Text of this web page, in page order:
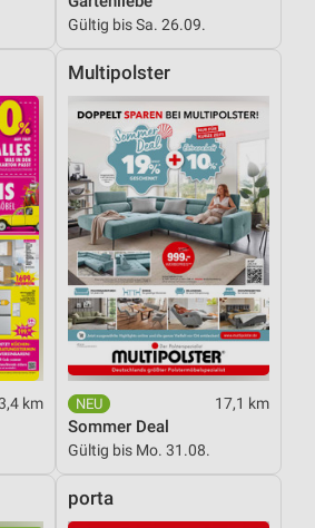
Gültig bis Sa. 26.09.
km
Multipolster
17,1 km
Sommer Deal
Gültig bis Mo. 31.08.
porta
Standortdaten
angeforderten